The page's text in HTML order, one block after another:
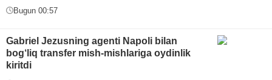
Bugun 00:57
Gabriel Jezusning agenti Napoli bilan
bog‘liq transfer mish-mishlariga oydinlik
kiritdi